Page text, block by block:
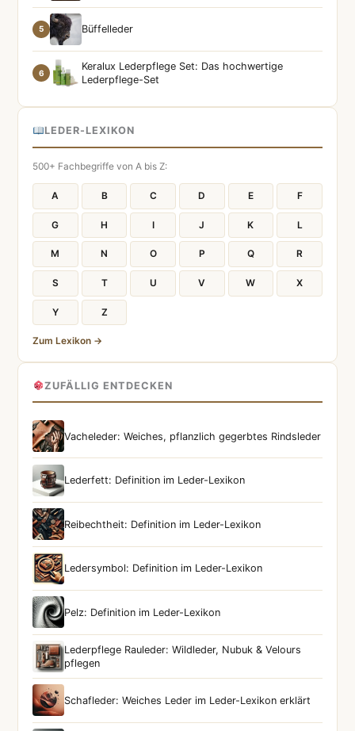
5 Büffelleder
6
Keralux Lederpflege Set: Das hochwertige
Lederpflege-Set
LEDER-LEXIKON
500+ Fachbegriffe von A bis Z:
A B C D E F
G H I J K L
M N O P Q R
S T U V W X
Y Z
Zum Lexikon →
ZUFÄLLIG ENTDECKEN
Vacheleder: Weiches, pflanzlich gegerbtes Rindsleder
Lederfett: Definition im Leder-Lexikon
Reibechtheit: Definition im Leder-Lexikon
Ledersymbol: Definition im Leder-Lexikon
Pelz: Definition im Leder-Lexikon
Lederpflege Rauleder: Wildleder, Nubuk & Velours
pflegen
Schafleder: Weiches Leder im Leder-Lexikon erklärt